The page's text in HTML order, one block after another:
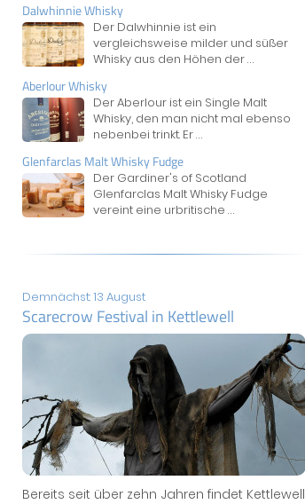
Dalwhinnie Whisky
Der Dalwhinnie ist ein
vergleichsweise milder und süßer
Whisky aus den Höhen der...
Aberlour Whisky
Der Aberlour ist ein Single Malt
Whisky, den man nicht mal ebenso
nebenbei trinkt. Er...
Glenfarclas Malt Whisky Fudge
Der Gardiner's of Scotland
Glenfarclas Malt Whisky Fudge
vereint eine urbritische ...
Demnächst: 13 August
Scarecrow Festival in Kettlewell
Bereits seit über zehn Jahren findet Kettlewell